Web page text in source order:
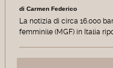
di Carmen Federico
La notizia di circa 16.000
femminile (MGF) in Italia